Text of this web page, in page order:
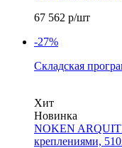
67 562 р/шт
-27%
Складская
Хит
Новинка
NOKEN
креплениями,